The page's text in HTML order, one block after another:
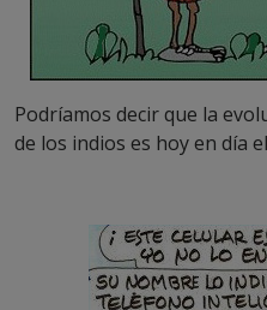
Podríamos decir que la
de los indios es hoy en día el